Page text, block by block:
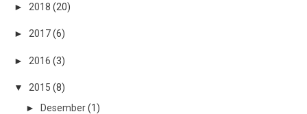
► 2018(20)
► 2017(6)
► 2016(3)
▼ 2015(8)
►
Desember(1)